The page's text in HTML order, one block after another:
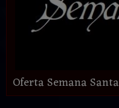
Oferta Semana Santa